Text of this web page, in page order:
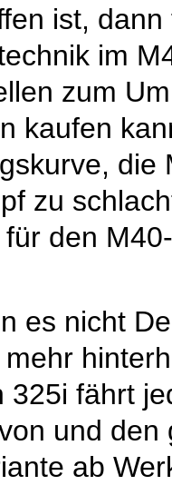
ist,
im
zum
kaufen
zu
den
es nicht
325i fährt
und den
ab